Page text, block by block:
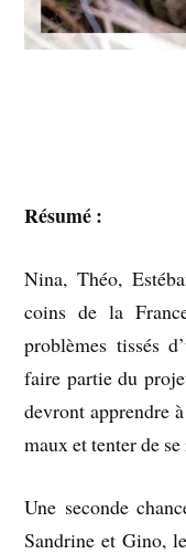
Résumé :
Nina, Théo,
coins de la
problèmes tissés
faire partie du
devront apprendre
maux et tenter de
Une seconde
Sandrine et Gino,